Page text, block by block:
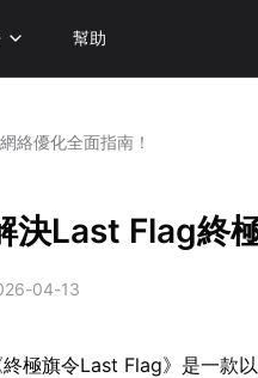
幫助
絡優化全面指南！
決Last Flag終
04-13
終極旗令Last Flag》是一款